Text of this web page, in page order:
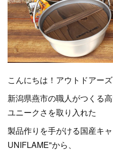
こんにちは！アウトドアー
新潟県燕市の職人がつくる
ユニークさを取り入れた
製品作りを手がける国産キ
UNIFLAME"から、